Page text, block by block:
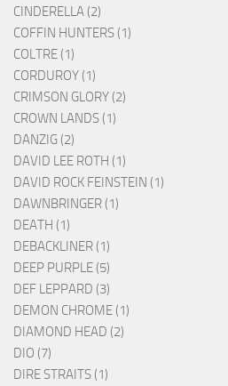
CINDERELLA (2)
COFFIN HUNTERS (1)
COLTRE (1)
CORDUROY (1)
CRIMSON GLORY (2)
CROWN LANDS (1)
DANZIG (2)
DAVID LEE ROTH (1)
DAVID ROCK FEINSTEIN (1)
DAWNBRINGER (1)
DEATH (1)
DEBACKLINER (1)
DEEP PURPLE (5)
DEF LEPPARD (3)
DEMON CHROME (1)
DIAMOND HEAD (2)
DIO (7)
DIRE STRAITS (1)